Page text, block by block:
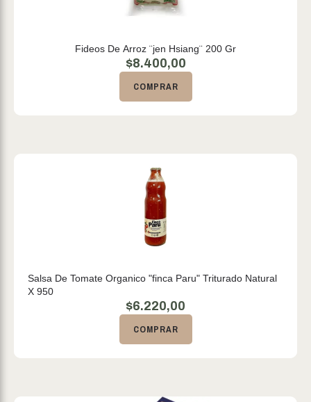
Fideos De Arroz ¨jen Hsiang¨ 200 Gr
$8.400,00
COMPRAR
Salsa De Tomate Organico "finca Paru" Triturado Natural
X 950
$6.220,00
COMPRAR